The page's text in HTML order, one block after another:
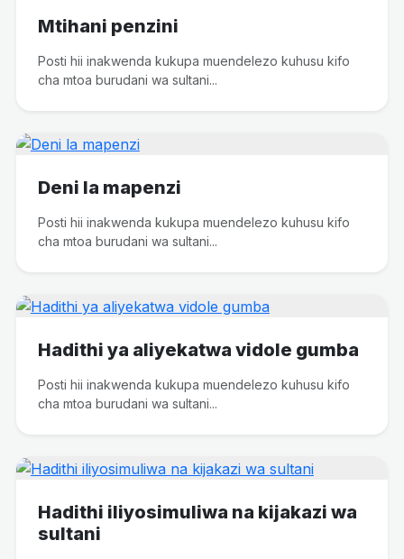
Mtihani penzini
Posti hii inakwenda kukupa muendelezo kuhusu kifo
cha mtoa burudani wa sultani...
Deni la mapenzi
Posti hii inakwenda kukupa muendelezo kuhusu kifo
cha mtoa burudani wa sultani...
Hadithi ya aliyekatwa vidole gumba
Posti hii inakwenda kukupa muendelezo kuhusu kifo
cha mtoa burudani wa sultani...
Hadithi iliyosimuliwa na kijakazi wa
sultani